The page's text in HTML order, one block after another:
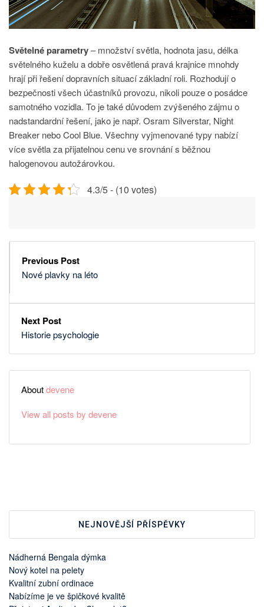
Světelné parametry– množství světla, hodnota jasu, délka
světelného kuželu a dobře osvětlená pravá krajnice mnohdy
hrají při řešení dopravních situací základní roli. Rozhodují o
bezpečnosti všech účastníků provozu, nikoli pouze o posádce
samotného vozidla. To je také důvodem zvýšeného zájmu o
nadstandardní řešení, jako je např. Osram Silverstar, Night
Breaker nebo Cool Blue. Všechny vyjmenované typy nabízí
více světla za přijatelnou cenu ve srovnání s běžnou
halogenovou autožárovkou.
4.3/5 - (10 votes)
Previous Post
Nové plavky na léto
Next Post
Historie psychologie
Aboutdevene
View all posts by devene
NEJNOVĚJŠÍ PŘÍSPĚVKY
Nádherná Bengala dýmka
Nový kotel na pelety
Kvalitní zubní ordinace
Nabízíme je ve špičkové kvalitě